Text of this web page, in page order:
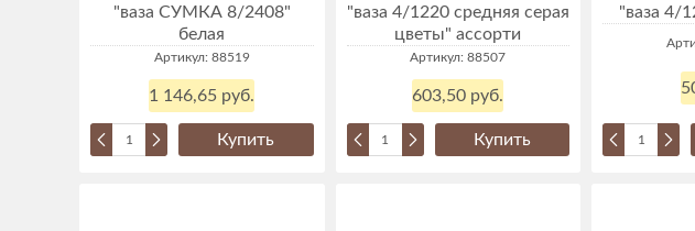
"ваза СУМКА 8/2408"
белая
Артикул: 88519
1 146,65 руб.
Купить
"ваза 4/1220 средняя серая
цветы" ассорти
Артикул: 88507
603,50 руб.
Купить
"ваза 4/